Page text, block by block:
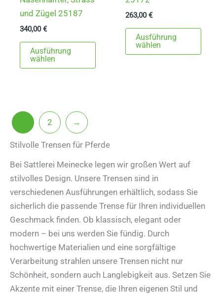
und Zügel 25187
340,00€
Ausführung
wählen
Dieses
weist
Optionen
auf
der
Produktseite
gewählt
werden
263,00€
Ausführung
wählen
weist
2 →
Stilvolle Trensen für Pferde
Bei Sattlerei Meinecke legen wir großen Wert auf
stilvolles Design. Unsere Trensen sind in
verschiedenen Ausführungen erhältlich, sodass Sie
sicherlich die passende Trense für Ihren individuellen
Geschmack finden. Ob klassisch, elegant oder
modern – bei uns werden Sie fündig. Durch
hochwertige Materialien und eine sorgfältige
Verarbeitung strahlen unsere Trensen nicht nur
Schönheit, sondern auch Langlebigkeit aus. Setzen Sie
Akzente mit einer Trense, die Ihren eigenen Stil und